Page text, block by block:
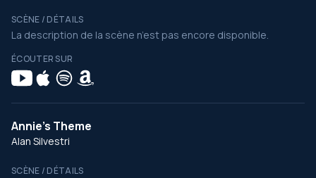
SCÈNE / DÉTAILS
La description de la scène n’est pas encore disponible.
ÉCOUTER SUR
Annie's Theme
Alan Silvestri
SCÈNE / DÉTAILS